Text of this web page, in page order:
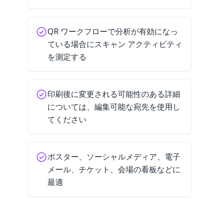
QR ワークフローで分析が有効になっ
ている場合にスキャン アクティビティ
を測定する
印刷後に変更される可能性のある詳細
については、編集可能な宛先を使用し
てください
ポスター、ソーシャルメディア、電子
メール、チケット、会場の看板などに
最適